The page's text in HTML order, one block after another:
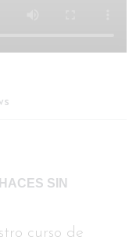
SIN
curso de